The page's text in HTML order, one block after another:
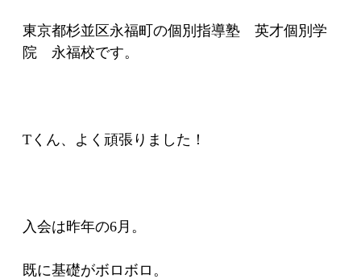
東京都杉並区永福町の個別指導塾 英才個別学
院 永福校です。
Tくん、よく頑張りました！
入会は昨年の6月。
既に基礎がボロボロ。